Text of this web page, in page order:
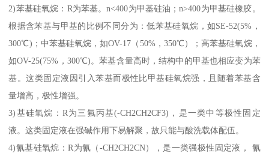
2)苯基硅氧烷：R为苯基。n<400为甲基硅油；n>400为甲基硅橡胶。
根据含苯基与甲基的比例不同分为：低苯基硅氧烷，如SE-52(5%，
300℃)；中苯基硅氧烷，如OV-17（50%，350℃）；高苯基硅氧烷，
如OV-25(75%，300℃)。苯基含量高时，结构中的甲基也相应变为苯
基。这类固定液因引入苯基而极性比甲基硅氧烷强，且随着苯基含
量增高，极性增强。
3)基硅氧烷：R为三氟丙基(-CH2CH2CF3)，是一类中等极性固定
液。这类固定液在强碱作用下易解聚，故只能与酸洗载体配伍。
4)氰基硅氧烷：R为氰（-CH2CH2CN），是一类强极性固定液， 氰